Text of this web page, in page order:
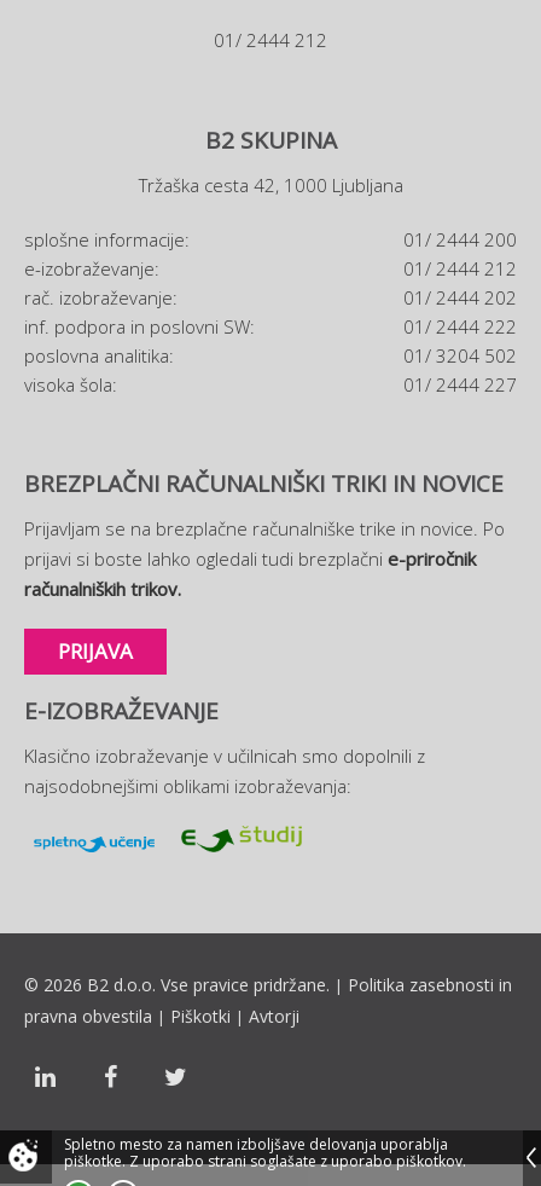
01/ 2444 212
B2 SKUPINA
Tržaška cesta 42, 1000 Ljubljana
splošne informacije:
01/ 2444 200
e-izobraževanje:
01/ 2444 212
rač. izobraževanje:
01/ 2444 202
inf. podpora in poslovni SW:
01/ 2444 222
poslovna analitika:
01/ 3204 502
visoka šola:
01/ 2444 227
BREZPLAČNI RAČUNALNIŠKI TRIKI IN NOVICE
Prijavljam se na brezplačne računalniške trike in novice. Po
prijavi si boste lahko ogledali tudi brezplačni e-priročnik
računalniških trikov.
PRIJAVA
E-IZOBRAŽEVANJE
Klasično izobraževanje v učilnicah smo dopolnili z
najsodobnejšimi oblikami izobraževanja:
© 2026 B2 d.o.o. Vse pravice pridržane. | Politika zasebnosti in
pravna obvestila | Piškotki | Avtorji
Spletno mesto za namen izboljšave delovanja uporablja
piškotke.Z uporabo strani soglašate z uporabo piškotkov.